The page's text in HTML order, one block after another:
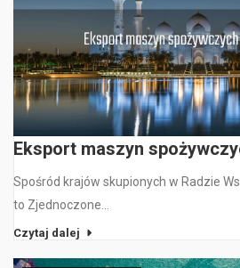
Eksport maszyn
Spośród krajów skupionych w Radzie
to Zjednoczone…
Czytaj dalej